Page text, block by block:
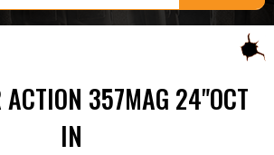
ACTION 357MAG 24"OCT
IN